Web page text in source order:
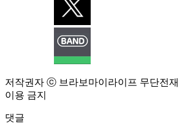
저작권자 ⓒ 브라보마이라이프 무단전재
이용 금지
댓글